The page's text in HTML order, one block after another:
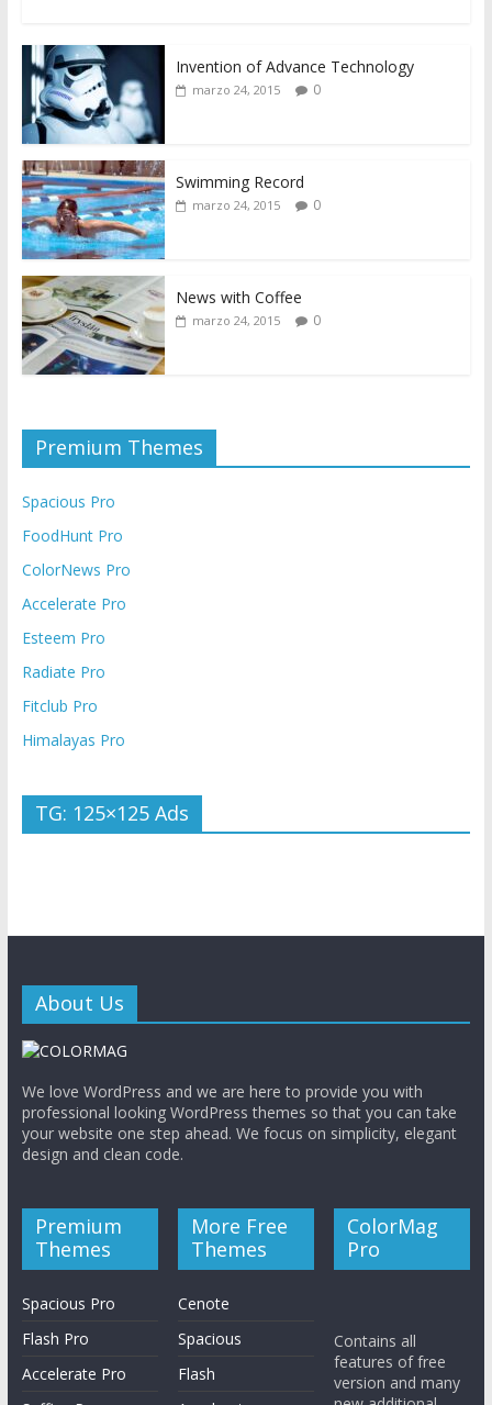
Invention of Advance Technology
marzo 24, 2015 0
Swimming Record
marzo 24, 2015 0
News with Coffee
marzo 24, 2015 0
Premium Themes
Spacious Pro
FoodHunt Pro
ColorNews Pro
Accelerate Pro
Esteem Pro
Radiate Pro
Fitclub Pro
Himalayas Pro
TG: 125×125 Ads
About Us
We love WordPress and we are here to provide you with
professional looking WordPress themes so that you can take
your website one step ahead. We focus on simplicity, elegant
design and clean code.
Premium
Themes
Spacious Pro
Flash Pro
Accelerate Pro
More Free
Themes
Cenote
Spacious
Flash
ColorMag
Pro
Contains all
features of free
version and many